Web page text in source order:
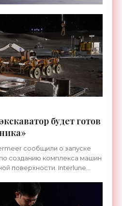
будет готов
сообщили о запуске
созданию комплекса машин
поверхности. Interlune